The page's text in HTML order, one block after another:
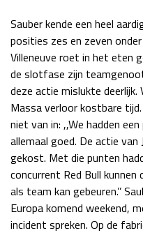
Kwalificatie
Race
GP MEXICO 2026
Kwalificatie
Race
GP SÃO PAULO 2026
Kwalificatie
Race
LAS VEGAS GRAND
Sauber kende een heel
posities zes en zeven
Villeneuve roet in het eten
de slotfase zijn
deze actie mislukte deerlijk.
Massa verloor kostbare
niet van in: ,,We hadden
allemaal goed. De actie
gekost. Met die punten
concurrent Red Bull
als team kan gebeuren.’’
Europa komend weekend,
incident spreken. Op de